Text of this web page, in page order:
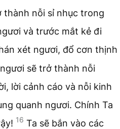
thành nỗi sỉ nhục trong
và trước mắt kẻ đi
xét ngươi, đổ cơn thịnh
sẽ trở thành nỗi
lời cảnh cáo và nỗi kinh
quanh ngươi. Chính Ta
16 Ta sẽ bắn vào các